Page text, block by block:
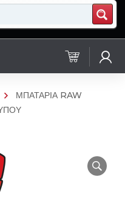
ΜΠΑΤΑΡΙΑ RAW